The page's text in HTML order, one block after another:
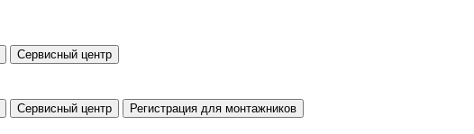
Сервисный центр
Сервисный центр Регистрация для монтажников